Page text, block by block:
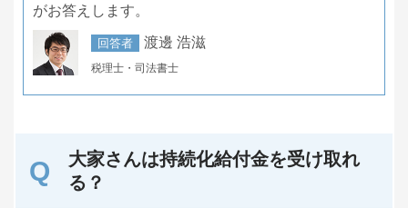
がお答えします。
回答者 渡邊 浩滋
税理士・司法書士
大家さんは持続化給付金を受け取れ
る？